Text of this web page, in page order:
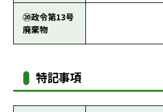
⑳政令第13号
廃棄物
特記事項